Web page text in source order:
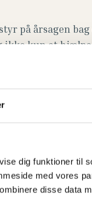
dig funktioner til
med vores
disse data
på årsagen
ikke kun at
base
fremadrettet.
nakke, hofte
akut eller om